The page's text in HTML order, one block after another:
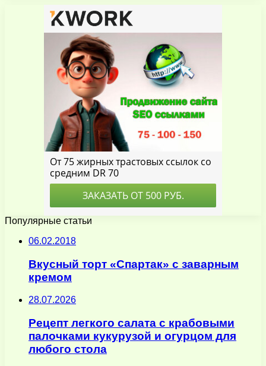
Популярные статьи
06.02.2018
Вкусный торт «Спартак» с заварным
кремом
28.07.2026
Рецепт легкого салата с крабовыми
палочками кукурузой и огурцом для
любого стола